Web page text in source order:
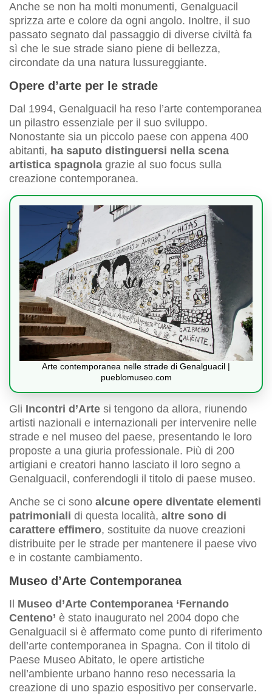
Anche se non ha molti monumenti, Genalguacil
sprizza arte e colore da ogni angolo. Inoltre, il suo
passato segnato dal passaggio di diverse civiltà fa
sì che le sue strade siano piene di bellezza,
circondate da una natura lussureggiante.
Opere d’arte per le strade
Dal 1994, Genalguacil ha reso l’arte contemporanea
un pilastro essenziale per il suo sviluppo.
Nonostante sia un piccolo paese con appena 400
abitanti, ha saputo distinguersi nella scena
artistica spagnola grazie al suo focus sulla
creazione contemporanea.
Arte contemporanea nelle strade di Genalguacil |
pueblomuseo.com
Gli Incontri d’Arte si tengono da allora, riunendo
artisti nazionali e internazionali per intervenire nelle
strade e nel museo del paese, presentando le loro
proposte a una giuria professionale. Più di 200
artigiani e creatori hanno lasciato il loro segno a
Genalguacil, conferendogli il titolo di paese museo.
Anche se ci sono alcune opere diventate elementi
patrimoniali di questa località, altre sono di
carattere effimero, sostituite da nuove creazioni
distribuite per le strade per mantenere il paese vivo
e in costante cambiamento.
Museo d’Arte Contemporanea
Il Museo d’Arte Contemporanea ‘Fernando
Centeno’ è stato inaugurato nel 2004 dopo che
Genalguacil si è affermato come punto di riferimento
dell’arte contemporanea in Spagna. Con il titolo di
Paese Museo Abitato, le opere artistiche
nell’ambiente urbano hanno reso necessaria la
creazione di uno spazio espositivo per conservarle.